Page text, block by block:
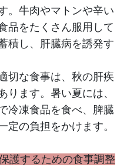
。牛肉やマトンや辛い
品をたくさん服用して
積し、肝臓病を誘発す
切な食事は、秋の肝疾
ります。暑い夏には、
冷凍食品を食べ、脾臓
定の負担をかけます。
護するための食事調整